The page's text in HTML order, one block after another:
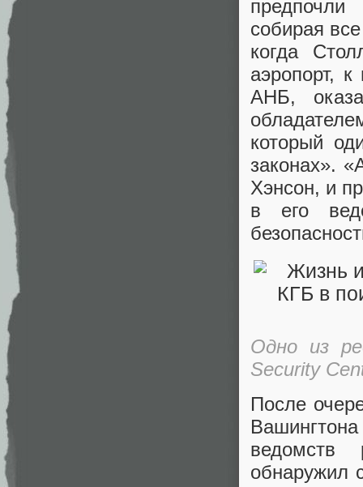
собирая
когда
аэропорт,
АНБ,
который
законах».
Хэнсон, и
в его
Одно из
Security
После
ведомств
обнаружил